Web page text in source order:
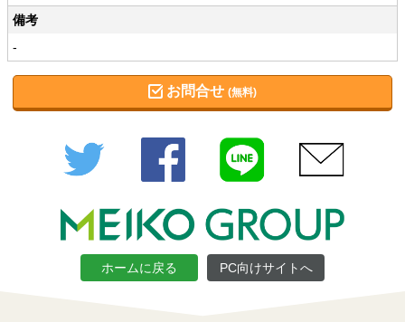
備考
-
お問合せ (無料)
Twitter Facebook
ホームに戻る PC向けサイトへ